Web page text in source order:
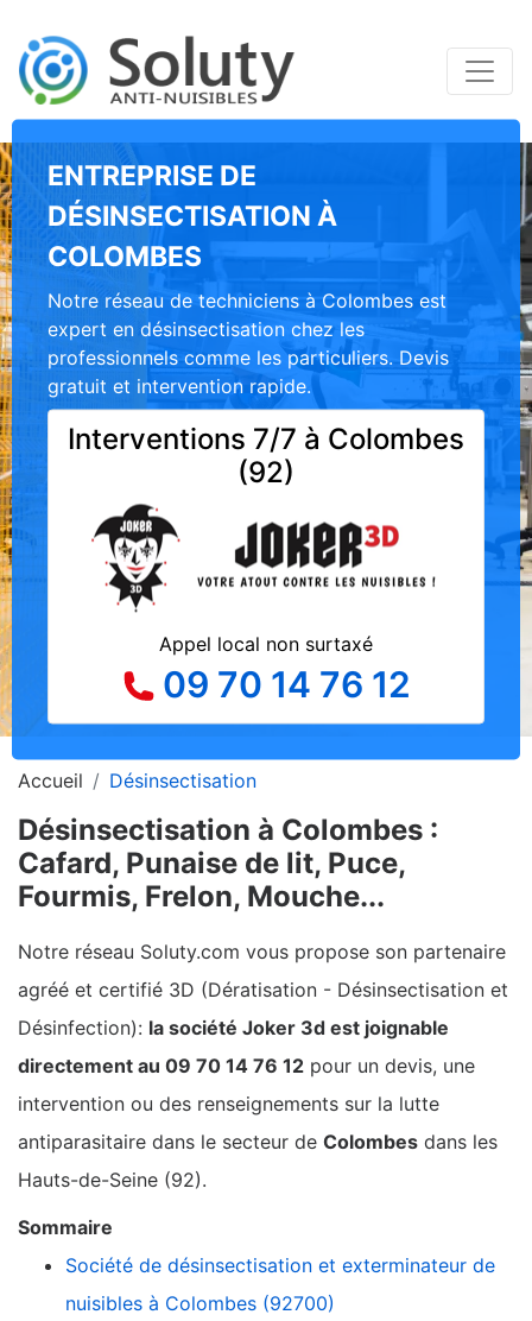
ENTREPRISE DE
DÉSINSECTISATION À
COLOMBES
Notre réseau de techniciens à Colombes est
expert en désinsectisation chez les
professionnels comme les particuliers. Devis
gratuit et intervention rapide.
Interventions 7/7 à Colombes
(92)
Appel local non surtaxé
09 70 14 76 12
Accueil Désinsectisation
Désinsectisation à Colombes :
Cafard, Punaise de lit, Puce,
Fourmis, Frelon, Mouche...
Notre réseau Soluty.com vous propose son partenaire
agréé et certifié 3D (Dératisation - Désinsectisation et
Désinfection): la société Joker 3d est joignable
directement au 09 70 14 76 12 pour un devis, une
intervention ou des renseignements sur la lutte
antiparasitaire dans le secteur de Colombes dans les
Hauts-de-Seine (92).
Sommaire
Société de désinsectisation et exterminateur de
nuisibles à Colombes (92700)